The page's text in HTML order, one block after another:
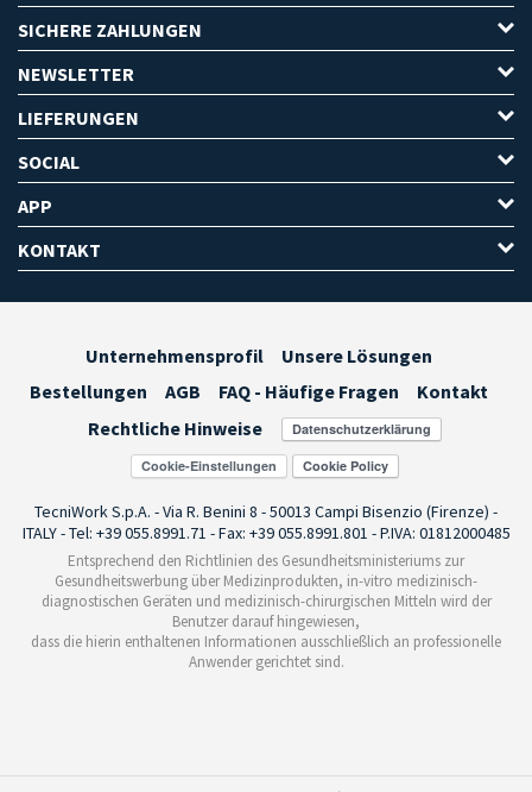
SICHERE ZAHLUNGEN
NEWSLETTER
LIEFERUNGEN
SOCIAL
APP
KONTAKT
Unternehmensprofil
Unsere Lösungen
Bestellungen
AGB FAQ - Häufige Fragen
Kontakt
Rechtliche Hinweise
Cookie-Einstellungen
TecniWork S.p.A. - Via R. Benini 8 - 50013 Campi Bisenzio (Firenze) -
ITALY - Tel: +39 055.8991.71 - Fax: +39 055.8991.801 - P.IVA: 01812000485
Entsprechend den Richtlinien des Gesundheitsministeriums zur
Gesundheitswerbung über Medizinprodukten, in-vitro medizinisch-
diagnostischen Geräten und medizinisch-chirurgischen Mitteln wird der
Benutzer darauf hingewiesen,
dass die hierin enthaltenen Informationen ausschließlich an professionelle
Anwender gerichtet sind.